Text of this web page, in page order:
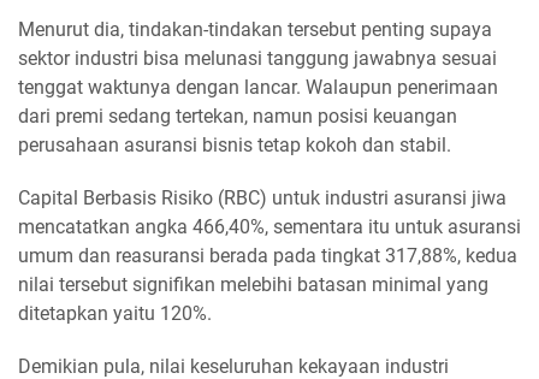
Menurut dia, tindakan-tindakan tersebut penting supaya
sektor industri bisa melunasi tanggung jawabnya sesuai
tenggat waktunya dengan lancar. Walaupun penerimaan
dari premi sedang tertekan, namun posisi keuangan
perusahaan asuransi bisnis tetap kokoh dan stabil.
Capital Berbasis Risiko (RBC) untuk industri asuransi jiwa
mencatatkan angka 466,40%, sementara itu untuk asuransi
umum dan reasuransi berada pada tingkat 317,88%, kedua
nilai tersebut signifikan melebihi batasan minimal yang
ditetapkan yaitu 120%.
Demikian pula, nilai keseluruhan kekayaan industri